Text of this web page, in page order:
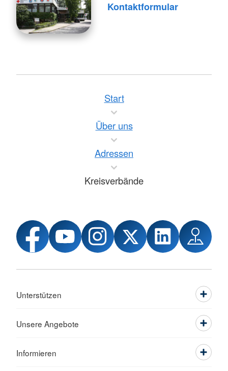
Kontaktformular
Start
Über uns
Adressen
Kreisverbände
Unterstützen
Unsere Angebote
Informieren